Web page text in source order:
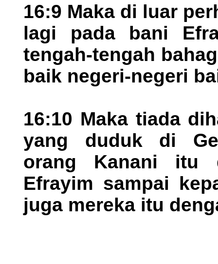
16:9 Maka di luar
lagi pada bani
tengah-tengah
baik negeri-negeri
16:10 Maka tiada
yang duduk di
orang Kanani itu
Efrayim sampai
juga mereka itu